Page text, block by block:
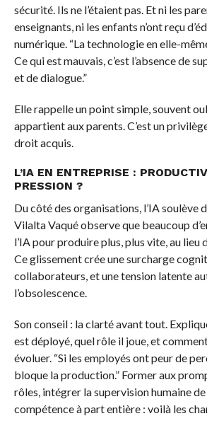
sécurité. Ils ne l’étaient pas. Et ni les
enseignants, ni les enfants n’ont reçu
numérique. “La technologie en elle-
Ce qui est mauvais, c’est l’absence de
et de dialogue.”
Elle rappelle un point simple, souvent
appartient aux parents. C’est un
droit acquis.
L’IA EN ENTREPRISE :
PRESSION ?
Du côté des organisations, l’IA soulève
Vilalta Vaqué observe que beaucoup
l’IA pour produire plus, plus vite, au lieu
Ce glissement crée une surcharge
collaborateurs, et une tension latente
l’obsolescence.
Son conseil : la clarté avant tout.
est déployé, quel rôle il joue, et
évoluer. “Si les employés ont peur de
bloque la production.” Former aux
rôles, intégrer la supervision humaine de
compétence à part entière : voilà les